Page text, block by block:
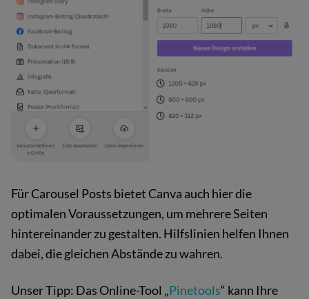
Für Carousel Posts bietet Canva auch hier die
optimalen Voraussetzungen, um mehrere Seiten
hintereinander zu gestalten. Hilfslinien helfen Ihnen
dabei, die gleichen Abstände zu wahren.
Unser Tipp: Das Online-Tool „Pinetools“ kann Ihre